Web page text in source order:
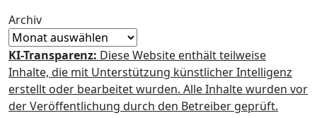
Archiv
KI-Transparenz: Diese Website enthält teilweise
Inhalte, die mit Unterstützung künstlicher Intelligenz
erstellt oder bearbeitet wurden. Alle Inhalte wurden vor
der Veröffentlichung durch den Betreiber geprüft.